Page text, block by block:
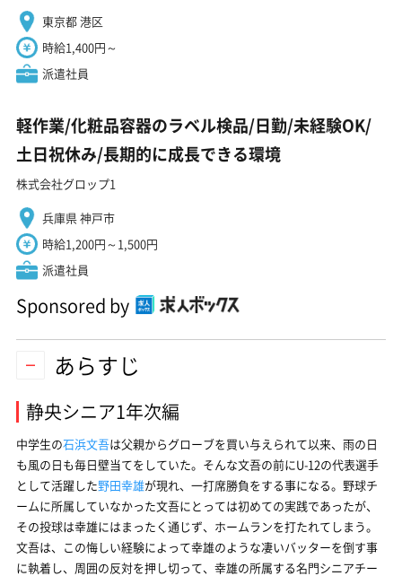
東京都 港区
時給1,400円～
派遣社員
軽作業/化粧品容器のラベル検品/日勤/未経験OK/
土日祝休み/長期的に成長できる環境
株式会社グロップ1
兵庫県 神戸市
時給1,200円～1,500円
派遣社員
Sponsored by
あらすじ
静央シニア1年次編
中学生の石浜文吾は父親からグローブを買い与えられて以来、雨の日
も風の日も毎日壁当てをしていた。そんな文吾の前にU-12の代表選手
として活躍した野田幸雄が現れ、一打席勝負をする事になる。野球チ
ームに所属していなかった文吾にとっては初めての実践であったが、
その投球は幸雄にはまったく通じず、ホームランを打たれてしまう。
文吾は、この悔しい経験によって幸雄のような凄いバッターを倒す事
に執着し、周囲の反対を押し切って、幸雄の所属する名門シニアチー